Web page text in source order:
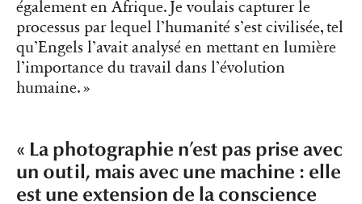
également en Afrique. Je voulais capturer le
processus par lequel l’humanité s’est civilisée, tel
qu’Engels l’avait analysé en mettant en lumière
l’importance du travail dans l’évolution
humaine. »
« La photographie n’est pas prise avec
un outil, mais avec une machine : elle
est une extension de la conscience